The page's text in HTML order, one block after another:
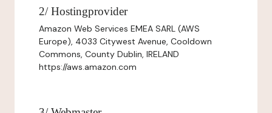
2/ Hostingprovider
Amazon Web Services EMEA SARL (AWS
Europe), 4033 Citywest Avenue, Cooldown
Commons, County Dublin, IRELAND
https://aws.amazon.com